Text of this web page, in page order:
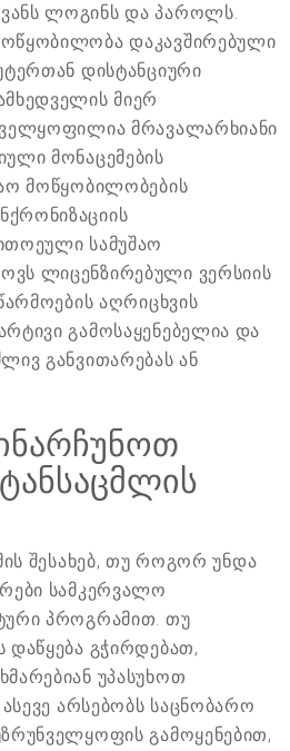
ლოგინს და პაროლს.
დაკავშირებული
დისტანციური
მიერ
მრავალარხიანი
მონაცემების
მოწყობილობების
სამუშაო
ლიცენზირებული ვერსიის
აღრიცხვის
გამოსაყენებელია და
განვითარებას ან
შესახებ, თუ როგორ უნდა
სამკერვალო
პროგრამით. თუ
დაწყება გჭირდებათ,
უპასუხოთ
ასევე არსებობს საცნობარო
გამოყენებით,